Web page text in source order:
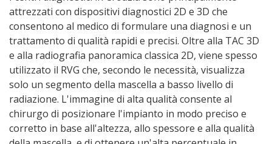
attrezzati con dispositivi diagnostici 2D e 3D che
consentono al medico di formulare una diagnosi e un
trattamento di qualità rapidi e precisi. Oltre alla TAC 3D
e alla radiografia panoramica classica 2D, viene spesso
utilizzato il RVG che, secondo le necessità, visualizza
solo un segmento della mascella a basso livello di
radiazione. L'immagine di alta qualità consente al
chirurgo di posizionare l'impianto in modo preciso e
corretto in base all'altezza, allo spessore e alla qualità